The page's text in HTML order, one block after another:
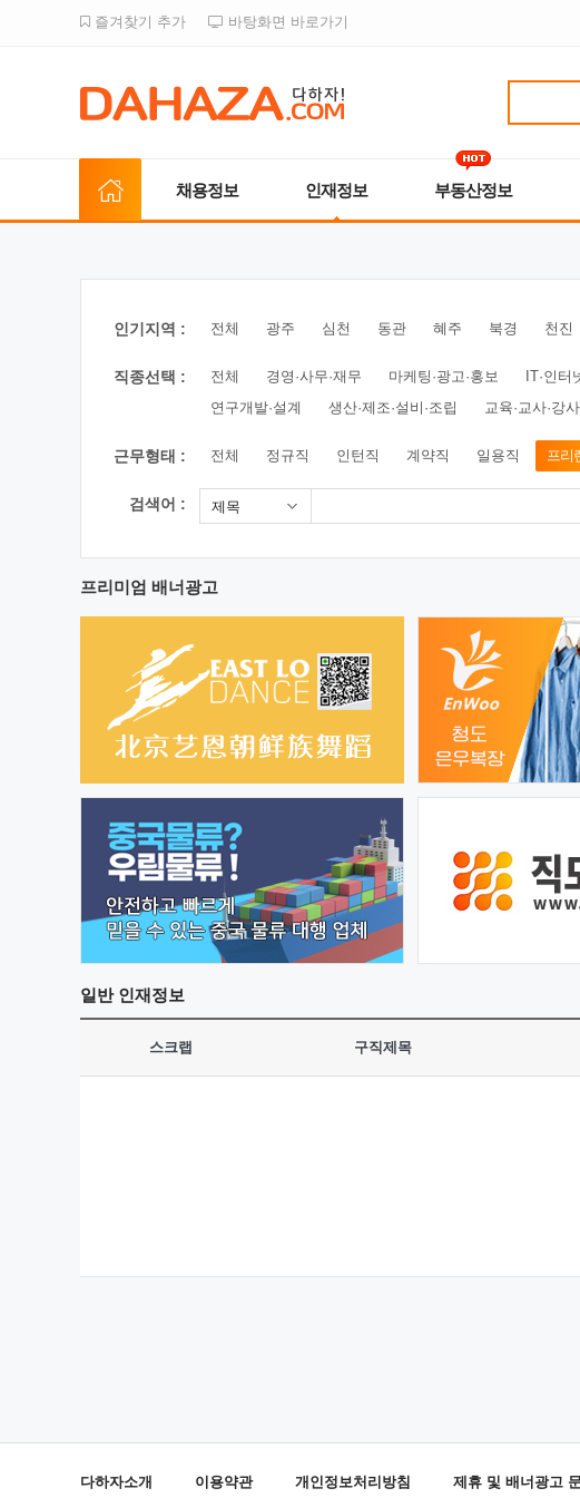
즐겨찾기 추가 바탕화면 바로가기
채용정보 인재정보 부동산정보
인기지역 : 전체 광주 심천 동관 혜주 북경 천진
직종선택 : 전체 경영·사무·재무 마케팅·광고·홍보 IT·인터
연구개발·설계
생산·제조·설비·조립 교육·교사·강
근무형태 : 전체 정규직 인턴직 계약직 일용직 프리
검색어 : 제목
프리미엄 배너광고
일반인재정보
스크랩 구직제목
다하자소개 이용약관 개인정보처리방침 제휴 및 배너광고